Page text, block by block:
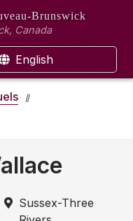
Brunswick
Canada
English
Sussex-Three